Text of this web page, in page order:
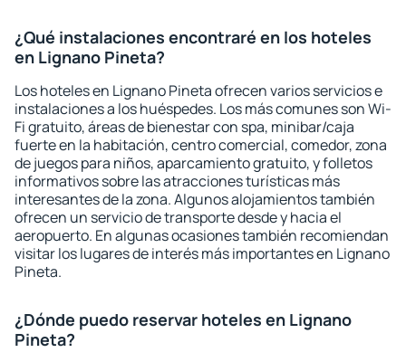
¿Qué instalaciones encontraré en los hoteles
en Lignano Pineta?
Los hoteles en Lignano Pineta ofrecen varios servicios e
instalaciones a los huéspedes. Los más comunes son Wi-
Fi gratuito, áreas de bienestar con spa, minibar/caja
fuerte en la habitación, centro comercial, comedor, zona
de juegos para niños, aparcamiento gratuito, y folletos
informativos sobre las atracciones turísticas más
interesantes de la zona. Algunos alojamientos también
ofrecen un servicio de transporte desde y hacia el
aeropuerto. En algunas ocasiones también recomiendan
visitar los lugares de interés más importantes en Lignano
Pineta.
¿Dónde puedo reservar hoteles en Lignano
Pineta?